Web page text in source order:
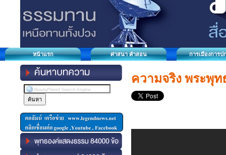
หน้าแรก ศาสนา คำสอน การเมืองการป
ความจริง พระพุ